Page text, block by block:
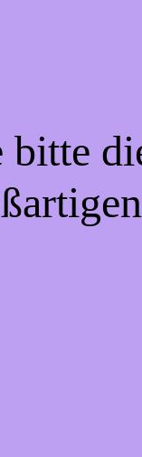
bitte